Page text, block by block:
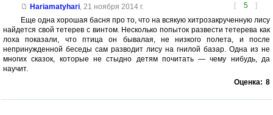
[ 5 ]
Hariamatyhari, 21 ноября 2014 г.
Еще одна хорошая басня про то, что на всякую хитрозакрученную лису
найдется свой тетерев с винтом. Несколько попыток развести тетерева как
лоха показали, что птица он бывалая, не низкого полета, и после
непринужденной беседы сам разводит лису на гнилой базар. Одна из не
многих сказок, которые не стыдно детям почитать — чему нибудь, да
научит.
Оценка: 8